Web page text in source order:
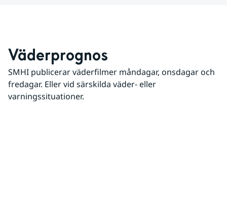
Väderprognos
SMHI publicerar väderfilmer måndagar, onsdagar och
fredagar. Eller vid särskilda väder- eller
varningssituationer.